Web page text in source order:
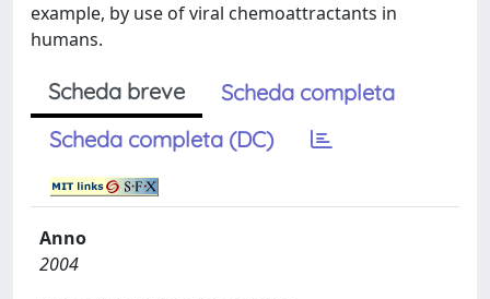
example, by use of viral chemoattractants in
humans.
Scheda breve
Scheda completa
Scheda completa (DC)
Anno
2004